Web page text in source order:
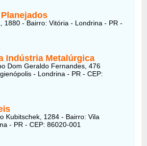
1880 - Bairro: Vitória - Londrina - PR -
Indústria Metalúrgica
Dom Geraldo Fernandes, 476
- Londrina - PR - CEP:
Kubitschek, 1284 - Bairro: Vila
- PR - CEP: 86020-001